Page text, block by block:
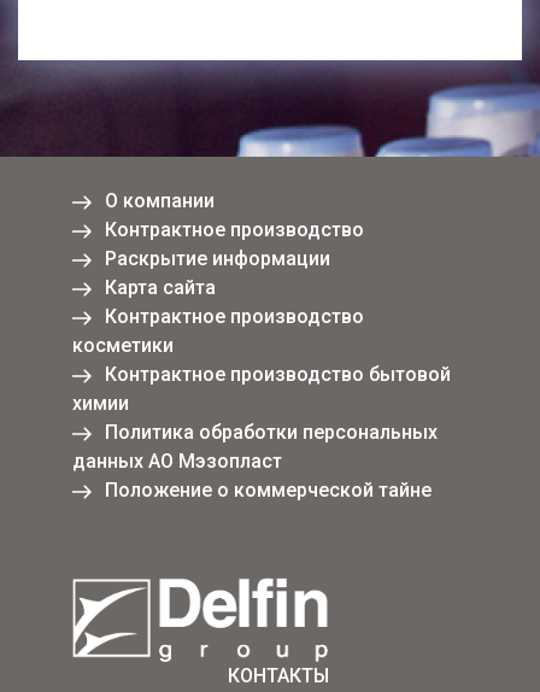
О компании
Контрактное производство
Раскрытие информации
Карта сайта
Контрактное производство
косметики
Контрактное производство бытовой
химии
Политика обработки персональных
данных АО Мэзопласт
Положение о коммерческой тайне
КОНТАКТЫ